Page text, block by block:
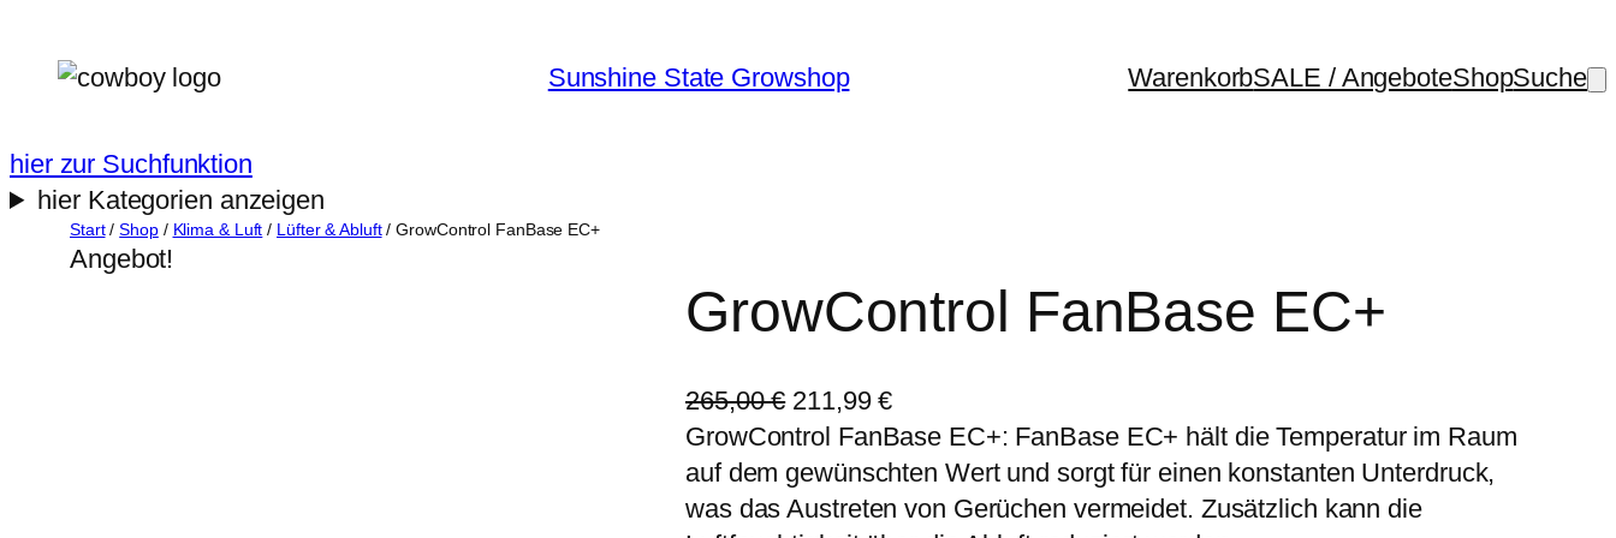
Inhalt
Sunshine State Growshop WarenkorbSALE / AngeboteShopSuche
hier zur Suchfunktion
hier Kategorien anzeigen
Start/Shop/ Klima & Luft / Lüfter & Abluft/ GrowControl FanBase EC+
Angebot!
GrowControl FanBase EC+
265,00€ U
r
s
p
211,99€A
k
t
u
GrowControl FanBase EC+: FanBase EC+ hält die Temperatur im Raum
auf dem gewünschten Wert und sorgt für einen konstanten Unterdruck,
was das Austreten von Gerüchen vermeidet. Zusätzlich kann die